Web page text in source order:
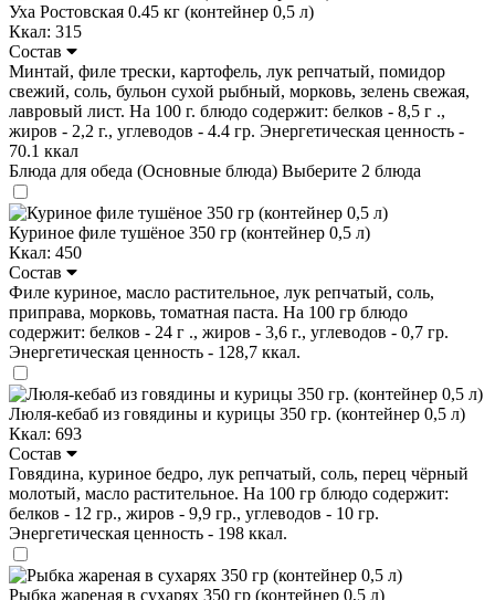
Уха Ростовская 0.45 кг (контейнер 0,5 л)
Ккал: 315
Состав
Минтай, филе трески, картофель, лук репчатый, помидор
свежий, соль, бульон сухой рыбный, морковь, зелень свежая,
лавровый лист. На 100 г. блюдо содержит: белков - 8,5 г .,
жиров - 2,2 г., углеводов - 4.4 гр. Энергетическая ценность -
70.1 ккал
Блюда для обеда (Основные блюда) Выберите 2 блюда
Куриное филе тушёное 350 гр (контейнер 0,5 л)
Ккал: 450
Состав
Филе куриное, масло растительное, лук репчатый, соль,
приправа, морковь, томатная паста. На 100 гр блюдо
содержит: белков - 24 г ., жиров - 3,6 г., углеводов - 0,7 гр.
Энергетическая ценность - 128,7 ккал.
Люля-кебаб из говядины и курицы 350 гр. (контейнер 0,5 л)
Ккал: 693
Состав
Говядина, куриное бедро, лук репчатый, соль, перец чёрный
молотый, масло растительное. На 100 гр блюдо содержит:
белков - 12 гр., жиров - 9,9 гр., углеводов - 10 гр.
Энергетическая ценность - 198 ккал.
Рыбка жареная в сухарях 350 гр (контейнер 0,5 л)